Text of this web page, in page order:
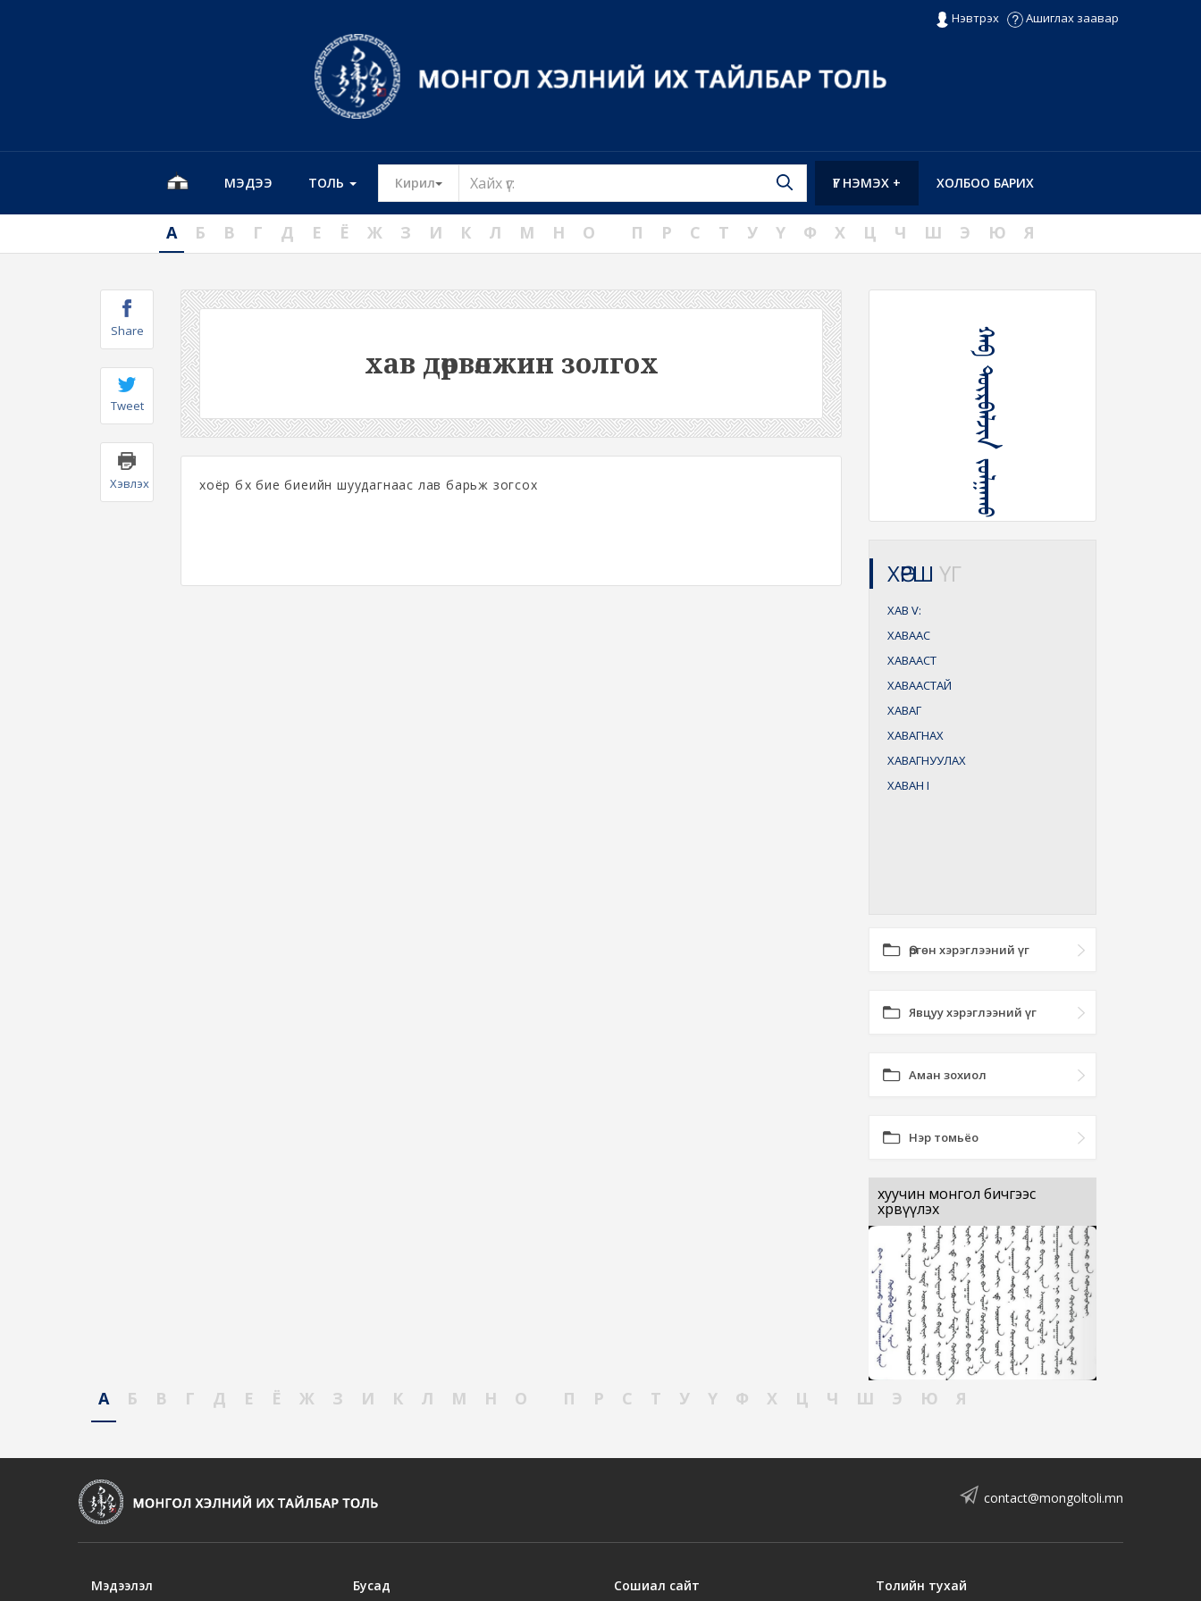
Нэвтрэх Ашиглах заавар
МЭДЭЭ ТОЛЬ Кирил Toggle Dropdown ХОЛБОО БАРИХ
ҮГ НЭМЭХ +
А Б В Г Д Е Ё Ж З И К Л М Н О П Р С Т У Ү Ф Х Ц Ч Ш Э Ю Я
Share
Tweet
Хэвлэх
хав дөрвөлжин золгох
хоёр бөх бие биеийн шуудагнаас лав барьж зогсох ᠬᠠᠪ ᠳᠥᠷᠪᠡᠯᠵᠢᠨ ᠵᠣᠯᠭᠠᠬᠤ
ХӨРШ ҮГ
ХАВ V:
ХАВААС
ХАВААСТ
ХАВААСТАЙ
ХАВАГ
ХАВАГНАХ
ХАВАГНУУЛАХ
ХАВАН I
Өргөн хэрэглээний үг
Явцуу хэрэглээний үг
Аман зохиол
Нэр томьёо
хуучин монгол бичгээс
хөрвүүлэх
А Б В Г Д Е Ё Ж З И К Л М Н О П Р С Т У Ү Ф Х Ц Ч Ш Э Ю Я
contact@mongoltoli.mn
Мэдээлэл Бусад Сошиал сайт Толийн тухай